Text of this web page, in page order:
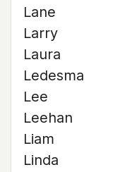
Lane
Larry
Laura
Ledesma
Lee
Leehan
Liam
Linda